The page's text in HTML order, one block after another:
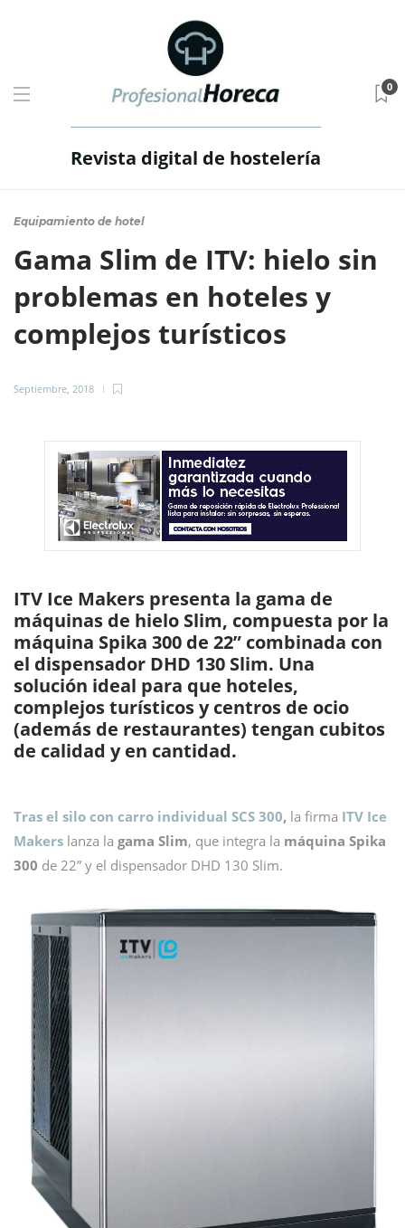
Revista digital de hostelería
0
Equipamiento de hotel
Gama Slim de ITV: hielo sin
problemas en hoteles y
complejos turísticos
Septiembre, 2018
ITV Ice Makers presenta la gama de
máquinas de hielo Slim, compuesta por la
máquina Spika 300 de 22” combinada con
el dispensador DHD 130 Slim. Una
solución ideal para que hoteles,
complejos turísticos y centros de ocio
(además de restaurantes) tengan cubitos
de calidad y en cantidad.
Tras el silo con carro individual SCS 300, la firma ITV Ice
Makers lanza la gama Slim, que integra la máquina Spika
300 de 22” y el dispensador DHD 130 Slim.